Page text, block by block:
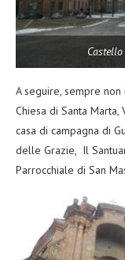
A seguire, sempre
Chiesa di Santa
casa di campagna di
delle Grazie, Il
Parrocchiale di San